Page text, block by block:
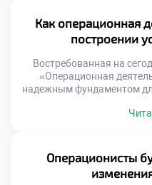
интересов. Синергия
конкурентное
страдают от
оптимизации.
Как операционная
построении
Востребованная на
«Операционная
надежным фундаментом
программа
реальный инструмент
Логистическая отрасль
развития и постоянным
Операционисты